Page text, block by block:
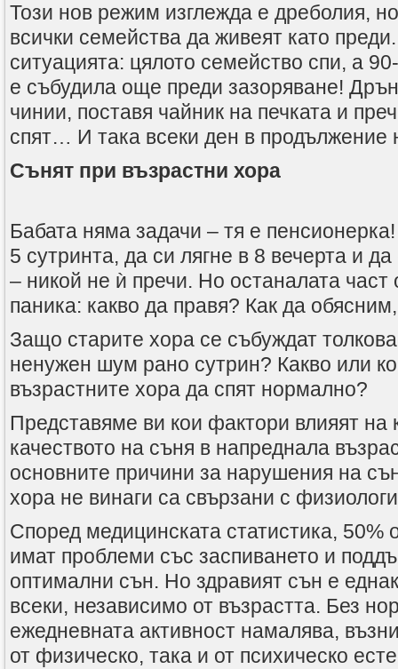
Този нов режим изглежда е дреболия,
всички семейства да живеят като
ситуацията: цялото семейство спи, а
е събудила още преди зазоряване!
чинии, поставя чайник на печката и
спят… И така всеки ден в продължение
Сънят при възрастни хора
Бабата няма задачи – тя е
5 сутринта, да си лягне в 8 вечерта и
– никой не ѝ пречи. Но останалата част
паника: какво да правя? Как да
Защо старите хора се събуждат
ненужен шум рано сутрин? Какво или
възрастните хора да спят нормално?
Представяме ви кои фактори влияят на
качеството на съня в напреднала
основните причини за нарушения на
хора не винаги са свързани с
Според медицинската статистика, 50%
имат проблеми със заспиването и
оптимални сън. Но здравият сън е
всеки, независимо от възрастта. Без
ежедневната активност намалява,
от физическо, така и от психическо